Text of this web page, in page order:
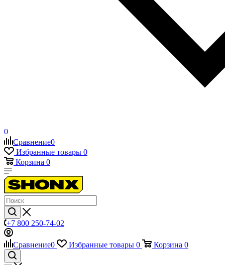
0
Сравнение0
Избранные товары 0
Корзина 0
+7 800 250-74-02
Сравнение0 Избранные товары 0 Корзина 0